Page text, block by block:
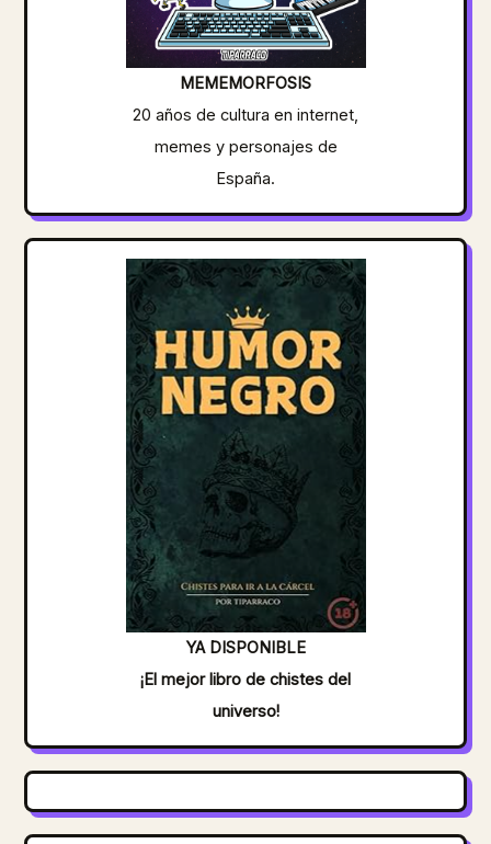
MEMEMORFOSIS
20 años de cultura en internet,
memes y personajes de
España.
YA DISPONIBLE
¡El mejor libro de chistes del
universo!